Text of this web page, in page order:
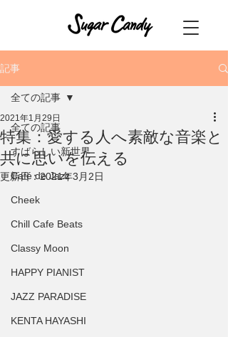
記事
全ての記事
すばらしい新世界
Café de Jazz
Cheek
Chill Cafe Beats
Classy Moon
HAPPY PIANIST
JAZZ PARADISE
KENTA HAYASHI
全ての記事
特集：愛する人へ素敵な音楽と
共に思いを伝える
2021年1月29日
更新日：2021年3月2日